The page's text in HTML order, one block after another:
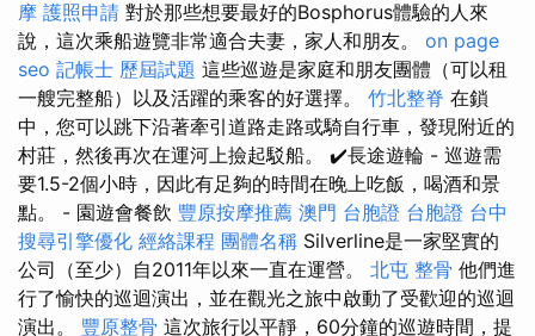
摩 護照申請 對於那些想要最好的Bosphorus體驗的人來
說，這次乘船遊覽非常適合夫妻，家人和朋友。 on page
seo 記帳士 歷屆試題 這些巡遊是家庭和朋友團體（可以租
一艘完整船）以及活躍的乘客的好選擇。 竹北整脊 在鎖
中，您可以跳下沿著牽引道路走路或騎自行車，發現附近的
村莊，然後再次在運河上撿起駁船。 ✔️長途遊輪 - 巡遊需
要1.5-2個小時，因此有足夠的時間在晚上吃飯，喝酒和景
點。 - 園遊會餐飲 豐原按摩推薦 澳門 台胞證 台胞證 台中
搜尋引擎優化 經絡課程 團體名稱 Silverline是一家堅實的
公司（至少）自2011年以來一直在運營。 北屯 整骨 他們進
行了愉快的巡迴演出，並在觀光之旅中啟動了受歡迎的巡迴
演出。 豐原整骨 這次旅行以平靜，60分鐘的巡遊時間，提